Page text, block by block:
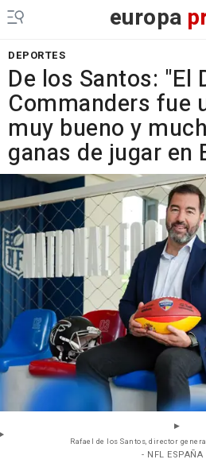
europa
DEPORTES
De los Santos: "El
Commanders fue
muy bueno y
ganas de jugar en
Rafael de los Santos, director
- NFL ESPAÑA